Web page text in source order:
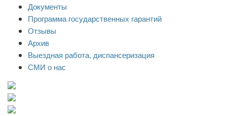
Документы
Программа государственных гарантий
Отзывы
Архив
Выездная работа, диспансеризация
СМИ о нас